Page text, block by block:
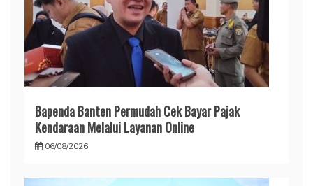
Bapenda Banten Permudah Cek Bayar Pajak
Kendaraan Melalui Layanan Online
06/08/2026